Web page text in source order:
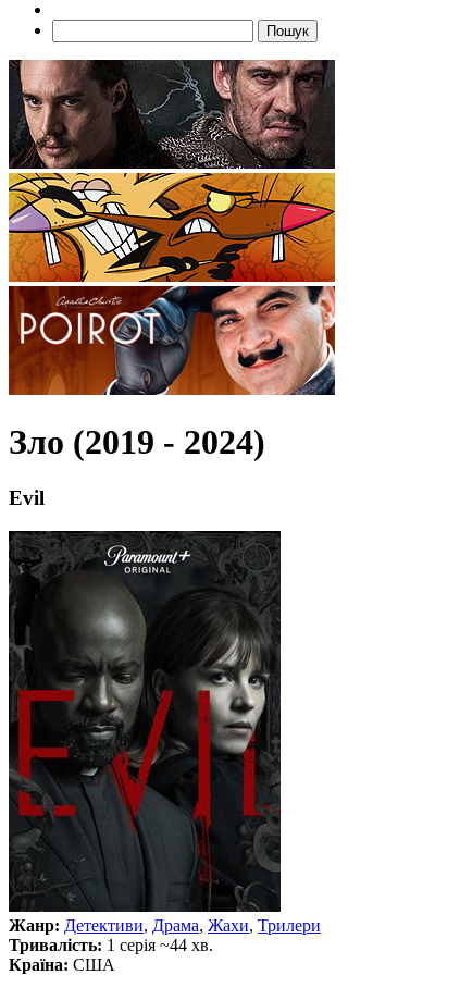
Пошук
Зло (2019 - 2024)
Evil
Жанр: Детективи, Драма, Жахи, Трилери
Тривалість: 1 серія ~44 хв.
Країна: США